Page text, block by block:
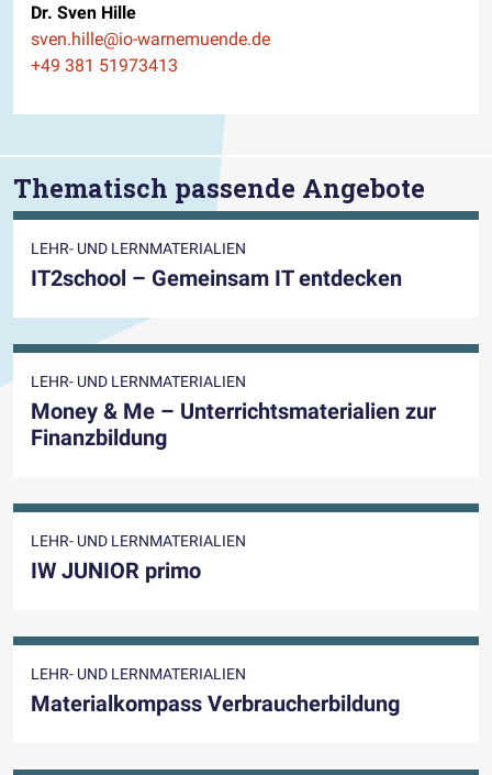
Dr. Sven Hille
E-Mail
sven.hille@io-warnemuende.de
Telefon
+49 381 51973413
Thematisch passende Angebote
LEHR- UND LERNMATERIALIEN
IT2school – Gemeinsam IT entdecken
LEHR- UND LERNMATERIALIEN
Money & Me – Unterrichtsmaterialien zur
Finanzbildung
LEHR- UND LERNMATERIALIEN
IW JUNIOR primo
LEHR- UND LERNMATERIALIEN
Materialkompass Verbraucherbildung